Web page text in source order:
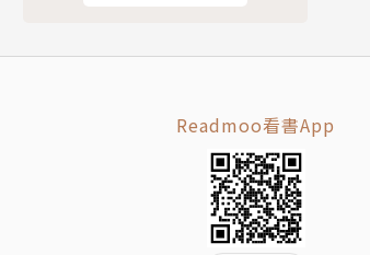
Readmoo看書App